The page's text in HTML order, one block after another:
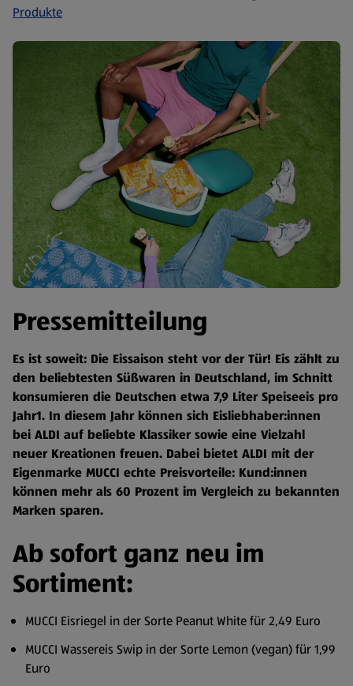
Produkte
Pressemitteilung
Es ist soweit: Die Eissaison steht vor der Tür! Eis zählt zu
den beliebtesten Süßwaren in Deutschland, im Schnitt
konsumieren die Deutschen etwa 7,9 Liter Speiseeis pro
Jahr1. In diesem Jahr können sich Eisliebhaber:innen
bei ALDI auf beliebte Klassiker sowie eine Vielzahl
neuer Kreationen freuen. Dabei bietet ALDI mit der
Eigenmarke MUCCI echte Preisvorteile: Kund:innen
können mehr als 60 Prozent im Vergleich zu bekannten
Marken sparen.
Ab sofort ganz neu im
Sortiment:
MUCCI Eisriegel in der Sorte Peanut White für 2,49 Euro
MUCCI Wassereis Swip in der Sorte Lemon (vegan) für 1,99
Euro